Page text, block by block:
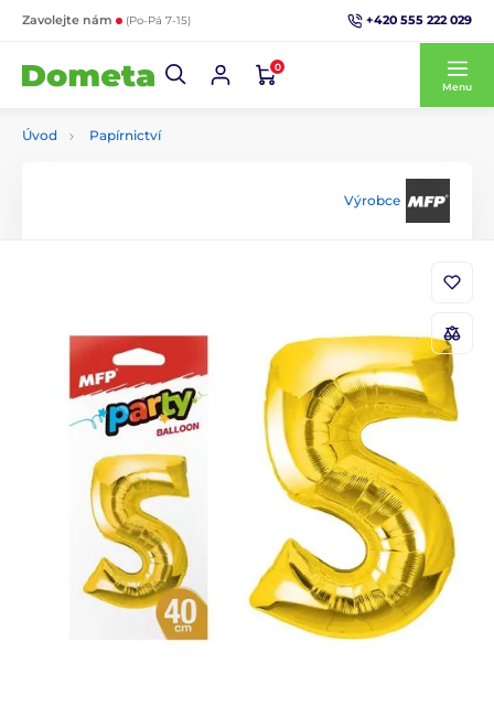
Zavolejte nám (Po-Pá 7-15) +420 555 222 029
0
Menu
Úvod Papírnictví
Výrobce